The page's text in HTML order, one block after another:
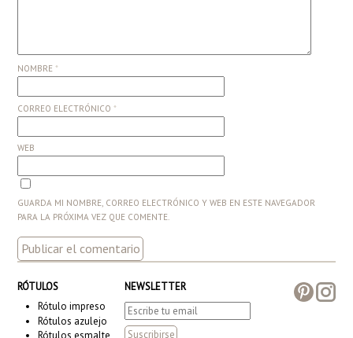
NOMBRE*
CORREO ELECTRÓNICO*
WEB
GUARDA MI NOMBRE, CORREO ELECTRÓNICO Y WEB EN ESTE NAVEGADOR
PARA LA PRÓXIMA VEZ QUE COMENTE.
RÓTULOS
Rótulo impreso
Rótulos azulejo
Rótulos esmalte
NEWSLETTER